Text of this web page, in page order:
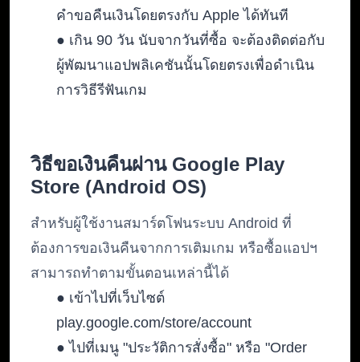
คำขอคืนเงินโดยตรงกับ Apple ได้ทันที
● เกิน 90 วัน นับจากวันที่ซื้อ จะต้องติดต่อกับ
ผู้พัฒนาแอปพลิเคชันนั้นโดยตรงเพื่อดำเนิน
การวิธีรีฟันเกม
วิธีขอเงินคืนผ่าน Google Play
Store (Android OS)
สำหรับผู้ใช้งานสมาร์ตโฟนระบบ Android ที่
ต้องการขอเงินคืนจากการเติมเกม หรือซื้อแอปฯ
สามารถทำตามขั้นตอนเหล่านี้ได้
● เข้าไปที่เว็บไซต์
play.google.com/store/account
● ไปที่เมนู "ประวัติการสั่งซื้อ" หรือ "Order